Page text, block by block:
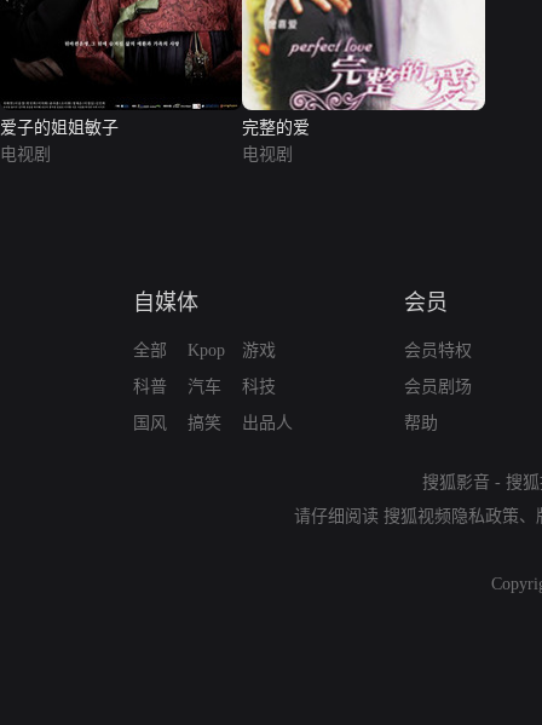
爱子的姐姐敏子
电视剧
完整的爱
电视剧
自媒体
全部
科普
国风
Kpop
汽车
搞笑
游戏
科技
出品人
会员
会员特权
会员剧场
帮助
搜狐影音 - 搜
请仔细阅读 搜狐视频隐私政策、